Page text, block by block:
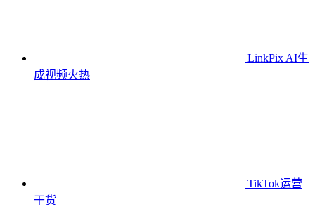
LinkPix AI生
成视频火热
TikTok运营
干货